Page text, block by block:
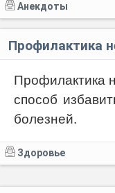
Анекдоты
Профилактика
Профилактика
способ
болезней.
Здоровье